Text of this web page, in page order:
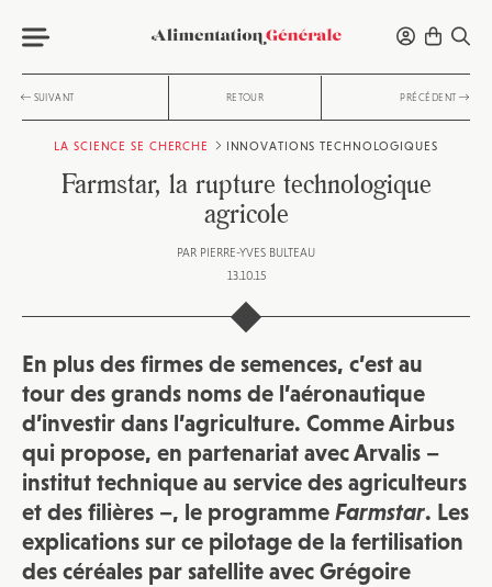
SUIVANT RETOUR PRÉCÉDENT
LA SCIENCE SE CHERCHE INNOVATIONS TECHNOLOGIQUES
Farmstar, la rupture technologique
agricole
PAR PIERRE-YVES BULTEAU
13.10.15
En plus des firmes de semences, c’est au
tour des grands noms de l’aéronautique
d’investir dans l’agriculture. Comme Airbus
qui propose, en partenariat avec Arvalis –
institut technique au service des agriculteurs
et des filières –, le programme Farmstar. Les
explications sur ce pilotage de la fertilisation
des céréales par satellite avec Grégoire